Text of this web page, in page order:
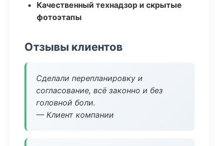
Качественный технадзор и скрытые
фотоэтапы
Отзывы клиентов
Сделали перепланировку и
согласование, всё законно и без
головной боли.
— Клиент компании